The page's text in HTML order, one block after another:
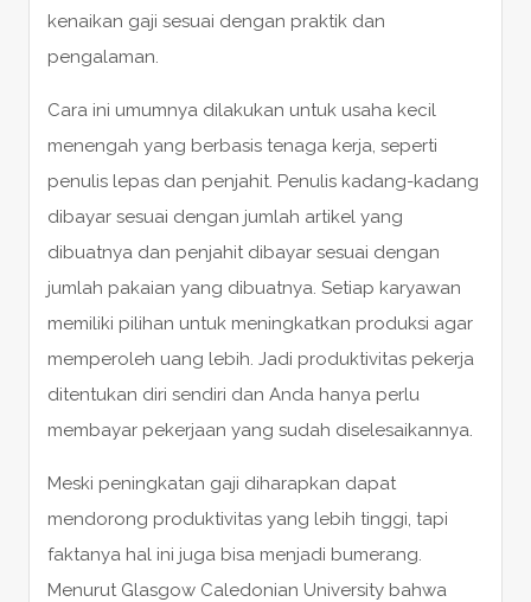
kenaikan gaji sesuai dengan praktik dan
pengalaman.
Cara ini umumnya dilakukan untuk usaha kecil
menengah yang berbasis tenaga kerja, seperti
penulis lepas dan penjahit. Penulis kadang-kadang
dibayar sesuai dengan jumlah artikel yang
dibuatnya dan penjahit dibayar sesuai dengan
jumlah pakaian yang dibuatnya. Setiap karyawan
memiliki pilihan untuk meningkatkan produksi agar
memperoleh uang lebih. Jadi produktivitas pekerja
ditentukan diri sendiri dan Anda hanya perlu
membayar pekerjaan yang sudah diselesaikannya.
Meski peningkatan gaji diharapkan dapat
mendorong produktivitas yang lebih tinggi, tapi
faktanya hal ini juga bisa menjadi bumerang.
Menurut Glasgow Caledonian University bahwa